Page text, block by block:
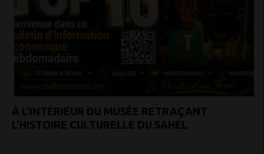
À L'INTÉRIEUR DU MUSÉE RETRAÇANT
L'HISTOIRE CULTURELLE DU SAHEL